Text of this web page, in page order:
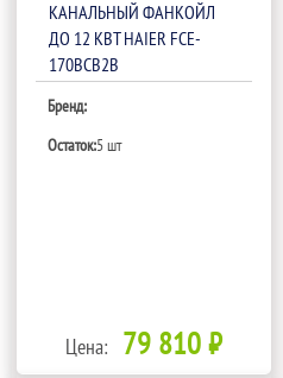
КАНАЛЬНЫЙ ФАНКОЙЛ
ДО 12 КВТ HAIER FCE-
170BCB2B
Бренд:
Остаток:5 шт
Цена: 79 810 ₽